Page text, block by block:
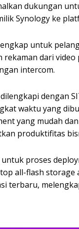
dukungan
Synology ke
untuk
dari
intercom.
dengan
waktu yang
yang mudah
produktifitas
proses
all-flash storage
terbaru,